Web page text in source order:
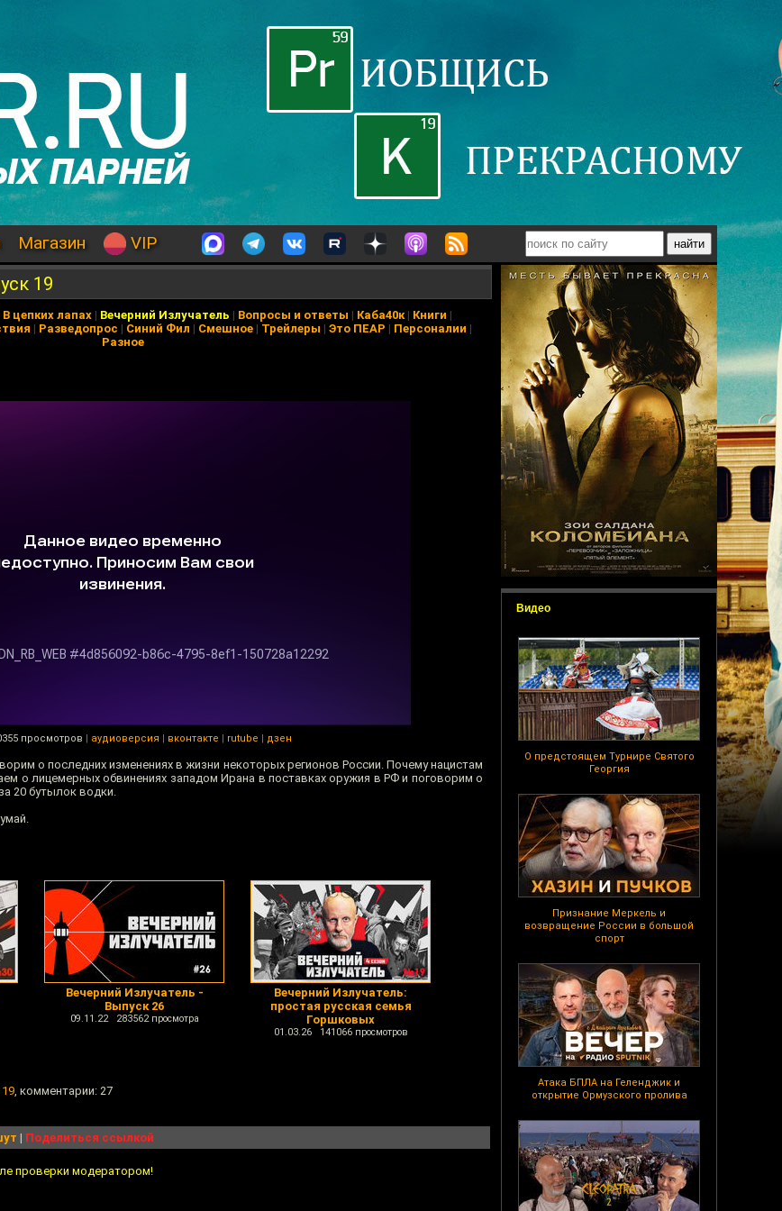
Магазин VIP
Видео
О предстоящем Турнире Святого
Георгия
Признание Меркель и
возвращение России в большой
спорт
Атака БПЛА на Геленджик и
открытие Ормузского пролива
19
В цепких лапах | Вечерний Излучатель | Вопросы и ответы | Каба40к| Книги |
| Разведопрос | Синий Фил | Смешное | Трейлеры | Это ПЕАР | Персоналии |
Разное
просмотров | аудиоверсия | вконтакте | rutube | дзен
о последних изменениях в жизни некоторых регионов России. Почему нацистам
о лицемерных обвинениях западом Ирана в поставках оружия в РФ и поговорим о
20 бутылок водки.
Вечерний Излучатель -
Выпуск 26
09.11.22 283562 просмотра
Вечерний Излучатель:
простая русская семья
Горшковых
01.03.26 141066 просмотров
, комментарии: 27
| Поделиться ссылкой
проверки модератором!